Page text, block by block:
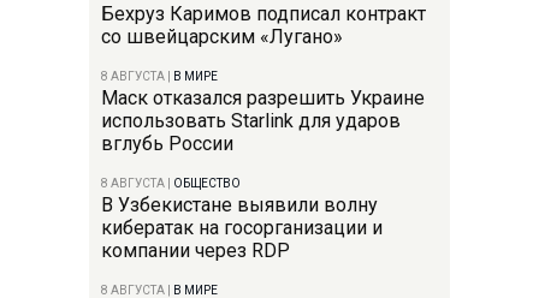
Бехруз Каримов подписал контракт
со швейцарским «Лугано»
8 АВГУСТА В МИРЕ
Маск отказался разрешить Украине
использовать Starlink для ударов
вглубь России
8 АВГУСТА ОБЩЕСТВО
В Узбекистане выявили волну
кибератак на госорганизации и
компании через RDP
8 АВГУСТА В МИРЕ